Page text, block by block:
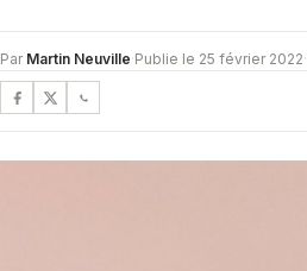
Par Martin Neuville·Publie le 25 février 2022·